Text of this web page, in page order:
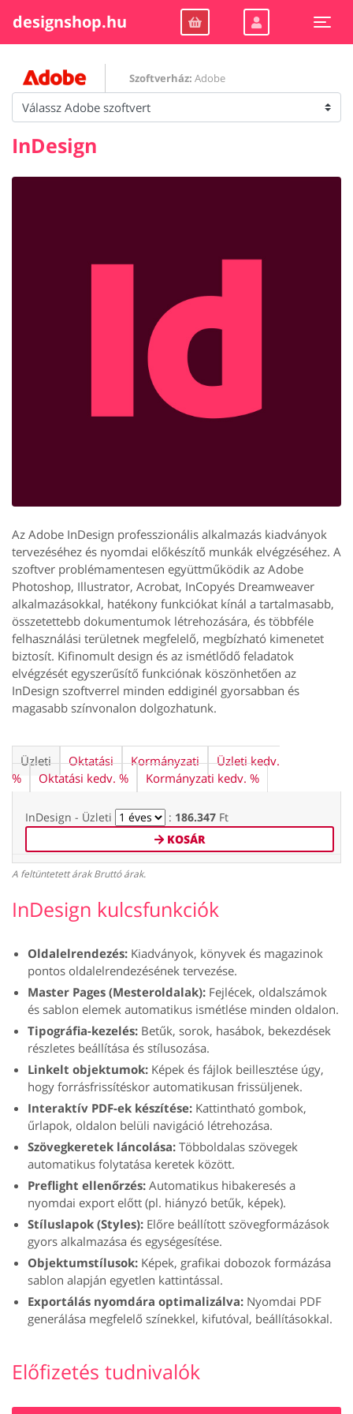
designshop.hu
Szoftverház: Adobe
InDesign
Az Adobe InDesign professzionális alkalmazás kiadványok
tervezéséhez és nyomdai előkészítő munkák elvégzéséhez. A
szoftver problémamentesen együttműködik az Adobe
Photoshop, Illustrator, Acrobat, InCopyés Dreamweaver
alkalmazásokkal, hatékony funkciókat kínál a tartalmasabb,
összetettebb dokumentumok létrehozására, és többféle
felhasználási területnek megfelelő, megbízható kimenetet
biztosít. Kifinomult design és az ismétlődő feladatok
elvégzését egyszerűsítő funkciónak köszönhetően az
InDesign szoftverrel minden eddiginél gyorsabban és
magasabb színvonalon dolgozhatunk.
Üzleti Oktatási Kormányzati
Üzleti kedv.
%
Oktatási kedv. % Kormányzati kedv. %
InDesign - Üzleti : 186.347 Ft
KOSÁR
A feltüntetett árak Bruttó árak.
InDesign kulcsfunkciók
Oldalelrendezés: Kiadványok, könyvek és magazinok
pontos oldalelrendezésének tervezése.
Master Pages (Mesteroldalak): Fejlécek, oldalszámok
és sablon elemek automatikus ismétlése minden oldalon.
Tipográfia-kezelés: Betűk, sorok, hasábok, bekezdések
részletes beállítása és stílusozása.
Linkelt objektumok: Képek és fájlok beillesztése úgy,
hogy forrásfrissítéskor automatikusan frissüljenek.
Interaktív PDF-ek készítése: Kattintható gombok,
űrlapok, oldalon belüli navigáció létrehozása.
Szövegkeretek láncolása: Többoldalas szövegek
automatikus folytatása keretek között.
Preflight ellenőrzés: Automatikus hibakeresés a
nyomdai export előtt (pl. hiányzó betűk, képek).
Stíluslapok (Styles): Előre beállított szövegformázások
gyors alkalmazása és egységesítése.
Objektumstílusok: Képek, grafikai dobozok formázása
sablon alapján egyetlen kattintással.
Exportálás nyomdára optimalizálva: Nyomdai PDF
generálása megfelelő színekkel, kifutóval, beállításokkal.
Előfizetés tudnivalók